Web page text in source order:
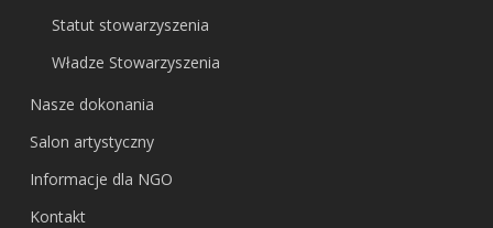
Statut stowarzyszenia
Władze Stowarzyszenia
Nasze dokonania
Salon artystyczny
Informacje dla NGO
Kontakt